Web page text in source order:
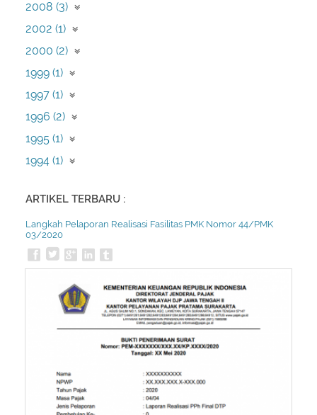
Januari (59)
Januari (1)
Juni (1)
2008 (3)
Desember (1)
Juli (1)
2002 (1)
Maret (1)
2000 (2)
Desember (2)
1999 (1)
September (1)
1997 (1)
Mei (1)
1996 (2)
April (2)
1995 (1)
Februari (1)
1994 (1)
ARTIKEL TERBARU :
Langkah Pelaporan Realisasi Fasilitas PMK Nomor 44/PMK
03/2020